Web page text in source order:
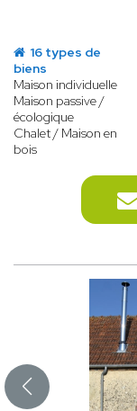
16 types de
biens
Maison individuelle
Maison passive /
écologique
Chalet / Maison en
bois